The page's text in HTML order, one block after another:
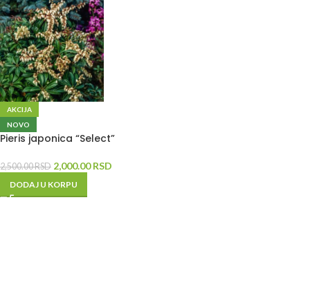
AKCIJA
NOVO
Pieris japonica “Select”
2,500.00RSD 2,000.00RSD
DODAJ U KORPU